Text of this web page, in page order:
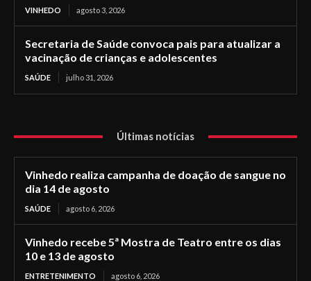
VINHEDO agosto 3, 2026
Secretaria de Saúde convoca pais para atualizar a
vacinação de crianças e adolescentes
SAÚDE julho 31, 2026
Últimas notícias
Vinhedo realiza campanha de doação de sangue no
dia 14 de agosto
SAÚDE agosto 6, 2026
Vinhedo recebe 5ª Mostra de Teatro entre os dias
10 e 13 de agosto
ENTRETENIMENTO agosto 6, 2026